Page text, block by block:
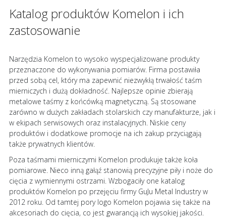
Katalog produktów Komelon i ich
zastosowanie
Narzędzia Komelon to wysoko wyspecjalizowane produkty
przeznaczone do wykonywania pomiarów. Firma postawiła
przed sobą cel, który ma zapewnić niezwykłą trwałość taśm
mierniczych i dużą dokładność. Najlepsze opinie zbierają
metalowe taśmy z końcówką magnetyczną. Są stosowane
zarówno w dużych zakładach stolarskich czy manufakturze, jak i
w ekipach serwisowych oraz instalacyjnych. Niskie ceny
produktów i dodatkowe promocje na ich zakup przyciągają
także prywatnych klientów.
Poza taśmami mierniczymi Komelon produkuje także koła
pomiarowe. Nieco inną gałąź stanowią precyzyjne piły i noże do
cięcia z wymiennymi ostrzami. Wzbogaciły one katalog
produktów Komelon po przejęciu firmy GuJu Metal Industry w
2012 roku. Od tamtej pory logo Komelon pojawia się także na
akcesoriach do cięcia, co jest gwarancją ich wysokiej jakości.